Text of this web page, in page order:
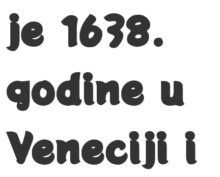
je 1638.
godine u
Veneciji i